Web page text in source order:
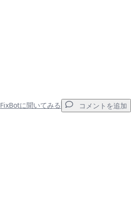
FixBotに聞いてみる コメントを追加